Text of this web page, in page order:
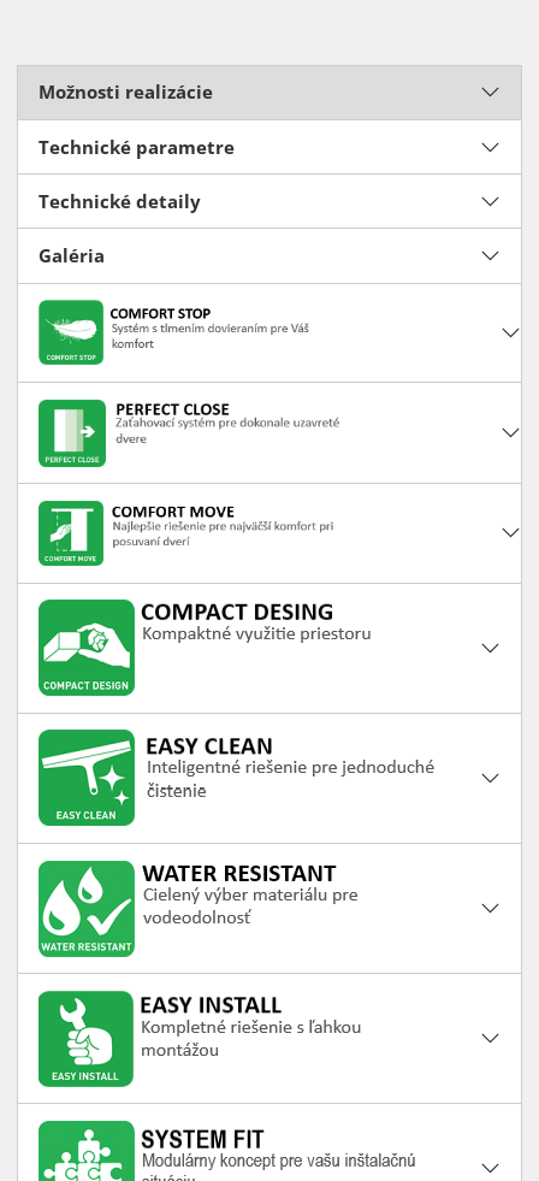
Možnosti realizácie
Technické parametre
Technické detaily
Galéria